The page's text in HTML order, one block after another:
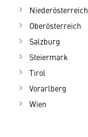
Niederösterreich
Oberösterreich
Salzburg
Steiermark
Tirol
Vorarlberg
Wien